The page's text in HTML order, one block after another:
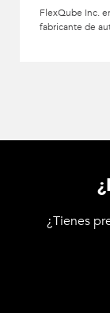
FlexQube Inc.
fabricante de
¿Tienes